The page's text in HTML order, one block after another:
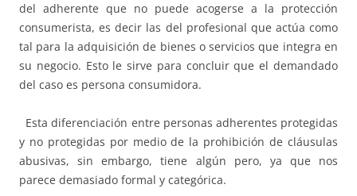
del adherente que no puede acogerse a la protección
consumerista, es decir las del profesional que actúa como
tal para la adquisición de bienes o servicios que integra en
su negocio. Esto le sirve para concluir que el demandado
del caso es persona consumidora.
Esta diferenciación entre personas adherentes protegidas
y no protegidas por medio de la prohibición de cláusulas
abusivas, sin embargo, tiene algún pero, ya que nos
parece demasiado formal y categórica.